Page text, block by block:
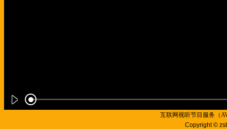
互联网视听节目服务（
Copyright ©